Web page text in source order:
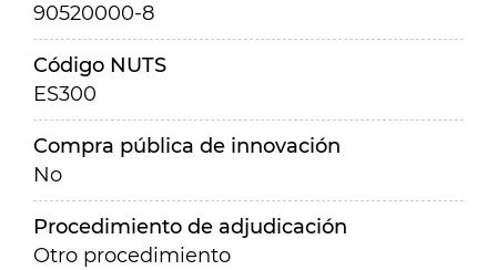
90520000-8
Código NUTS
ES300
Compra pública de innovación
No
Procedimiento de adjudicación
Otro procedimiento